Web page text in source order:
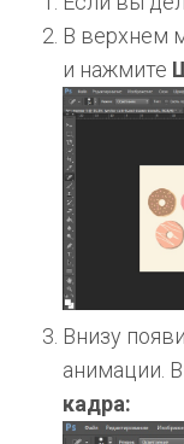
В верхнем
и нажмите
Внизу
анимации.
кадра: